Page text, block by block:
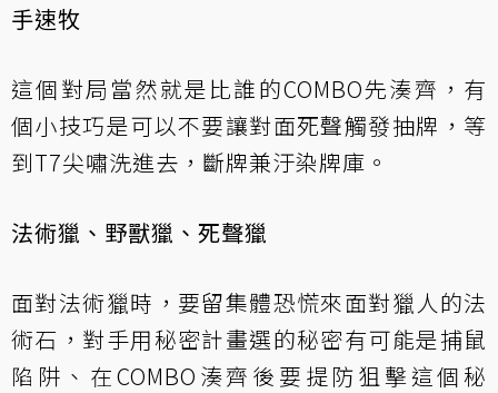
手速牧
這個對局當然就是比誰的COMBO先湊齊，有
個小技巧是可以不要讓對面死聲觸發抽牌，等
到T7尖嘯洗進去，斷牌兼汙染牌庫。
法術獵、野獸獵、死聲獵
面對法術獵時，要留集體恐慌來面對獵人的法
術石，對手用秘密計畫選的秘密有可能是捕鼠
陷阱、在COMBO湊齊後要提防狙擊這個秘